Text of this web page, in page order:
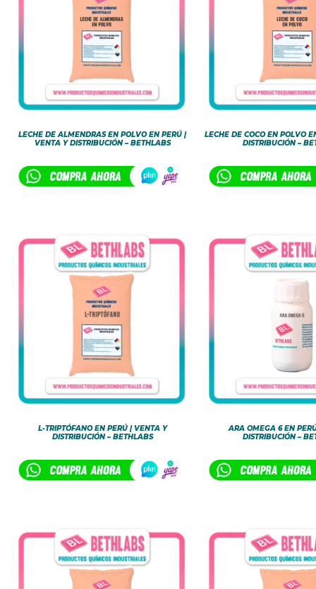
LECHE DE ALMENDRAS EN POLVO EN PERÚ |
VENTA Y DISTRIBUCIÓN – BETHLABS
LECHE DE COCO EN POLVO
DISTRIBUCIÓN –
L-TRIPTÓFANO EN PERÚ | VENTA Y
DISTRIBUCIÓN – BETHLABS
ARA OMEGA 6 EN
DISTRIBUCIÓN –